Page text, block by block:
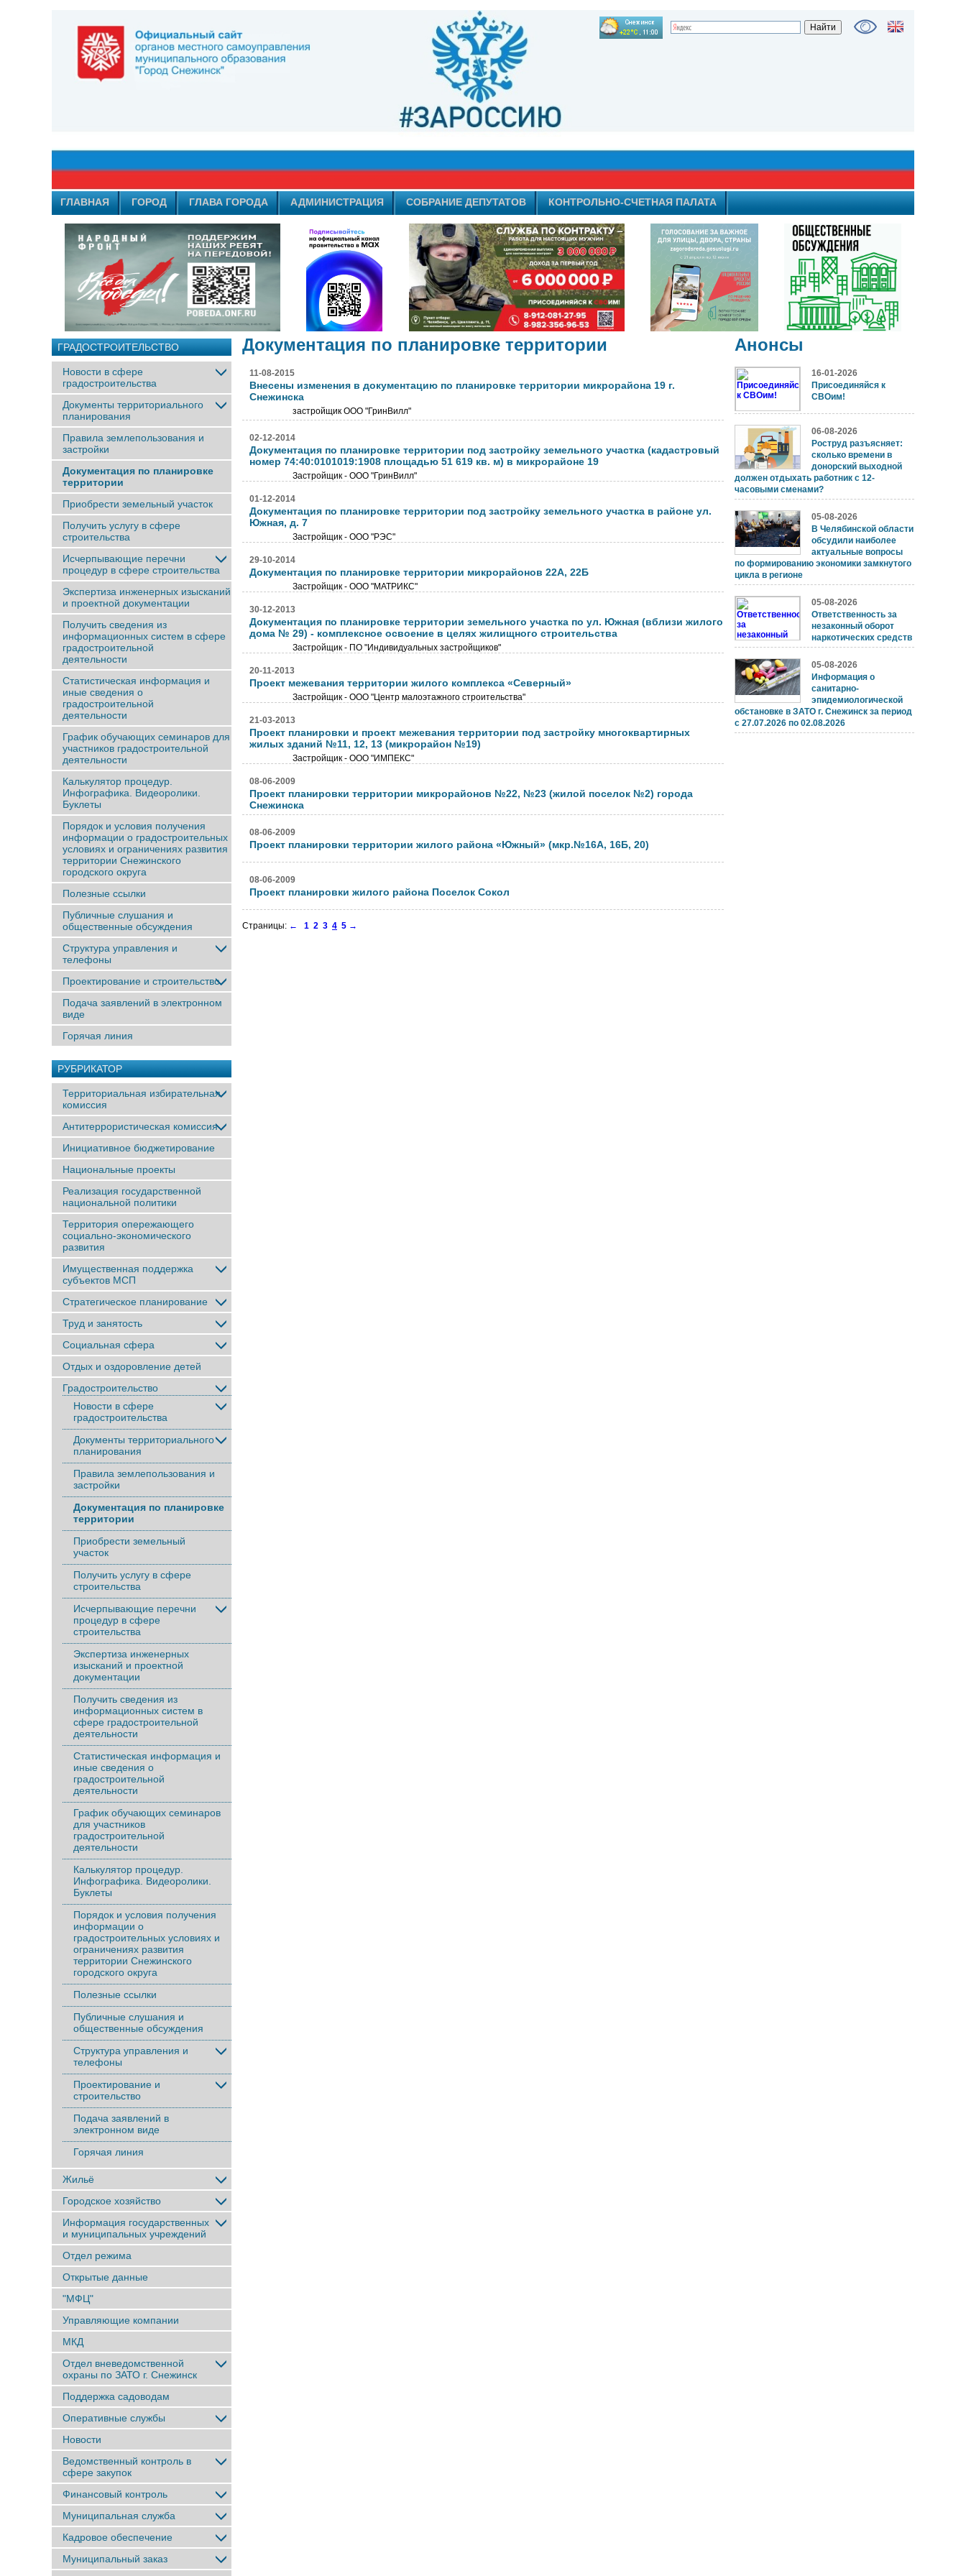
ГЛАВНАЯ ГОРОД ГЛАВА ГОРОДА АДМИНИСТРАЦИЯ СОБРАНИЕ ДЕПУТАТОВ КОНТРОЛЬНО-СЧЕТНАЯ ПАЛАТА
ГРАДОСТРОИТЕЛЬСТВО
Новости в сфере
градостроительства
Документы территориального
планирования
Правила землепользования и
застройки
Документация по планировке
территории
Приобрести земельный участок
Получить услугу в сфере
строительства
Исчерпывающие перечни
процедур в сфере строительства
Экспертиза инженерных изысканий
и проектной документации
Получить сведения из
информационных систем в сфере
градостроительной
деятельности
Статистическая информация и
иные сведения о
градостроительной
деятельности
График обучающих семинаров для
участников градостроительной
деятельности
Калькулятор процедур.
Инфографика. Видеоролики.
Буклеты
Порядок и условия получения
информации о градостроительных
условиях и ограничениях развития
территории Снежинского
городского округа
Полезные ссылки
Публичные слушания и
общественные обсуждения
Структура управления и
телефоны
Проектирование и строительство
Подача заявлений в электронном
виде
Горячая линия
РУБРИКАТОР
Территориальная избирательная
комиссия
Антитеррористическая комиссия
Инициативное бюджетирование
Национальные проекты
Реализация государственной
национальной политики
Территория опережающего
социально-экономического
развития
Имущественная поддержка
субъектов МСП
Стратегическое планирование
Труд и занятость
Социальная сфера
Отдых и оздоровление детей
Градостроительство
Новости в сфере
градостроительства
Документы территориального
планирования
Правила землепользования и
застройки
Документация по планировке
территории
Приобрести земельный
участок
Получить услугу в сфере
строительства
Исчерпывающие перечни
процедур в сфере
строительства
Экспертиза инженерных
изысканий и проектной
документации
Получить сведения из
информационных систем в
сфере градостроительной
деятельности
Статистическая информация и
иные сведения о
градостроительной
деятельности
График обучающих семинаров
для участников
градостроительной
деятельности
Калькулятор процедур.
Инфографика. Видеоролики.
Буклеты
Порядок и условия получения
информации о
градостроительных условиях и
ограничениях развития
территории Снежинского
городского округа
Полезные ссылки
Публичные слушания и
общественные обсуждения
Структура управления и
телефоны
Проектирование и
строительство
Подача заявлений в
электронном виде
Горячая линия
Жильё
Городское хозяйство
Информация государственных
и муниципальных учреждений
Отдел режима
Открытые данные
"МФЦ"
Управляющие компании
МКД
Отдел вневедомственной
охраны по ЗАТО г. Снежинск
Поддержка садоводам
Оперативные службы
Новости
Ведомственный контроль в
сфере закупок
Финансовый контроль
Муниципальная служба
Кадровое обеспечение
Муниципальный заказ
Документация по планировке территории
11-08-2015
Внесены изменения в документацию по планировке территории микрорайона 19 г.
Снежинска
застройщик ООО "ГринВилл"
02-12-2014
Документация по планировке территории под застройку земельного участка (кадастровый
номер 74:40:0101019:1908 площадью 51 619 кв. м) в микрорайоне 19
Застройщик - ООО "ГринВилл"
01-12-2014
Документация по планировке территории под застройку земельного участка в районе ул.
Южная, д. 7
Застройщик - ООО "РЭС"
29-10-2014
Документация по планировке территории микрорайонов 22А, 22Б
Застройщик - ООО "МАТРИКС"
30-12-2013
Документация по планировке территории земельного участка по ул. Южная (вблизи жилого
дома № 29) - комплексное освоение в целях жилищного строительства
Застройщик - ПО "Индивидуальных застройщиков"
20-11-2013
Проект межевания территории жилого комплекса «Северный»
Застройщик - ООО "Центр малоэтажного строительства"
21-03-2013
Проект планировки и проект межевания территории под застройку многоквартирных
жилых зданий №11, 12, 13 (микрорайон №19)
Застройщик - ООО "ИМПЕКС"
08-06-2009
Проект планировки территории микрорайонов №22, №23 (жилой поселок №2) города
Снежинска
08-06-2009
Проект планировки территории жилого района «Южный» (мкр.№16А, 16Б, 20)
08-06-2009
Проект планировки жилого района Поселок Сокол
Страницы: ← 1 2 3 4 5 →
Анонсы
16-01-2026
Присоединяйся к
СВОим!
06-08-2026
Роструд разъясняет:
сколько времени в
донорский выходной
должен отдыхать работник с 12-
часовыми сменами?
05-08-2026
В Челябинской области
обсудили наиболее
актуальные вопросы
по формированию экономики замкнутого
цикла в регионе
05-08-2026
Ответственность за
незаконный оборот
наркотических средств
05-08-2026
Информация о
санитарно-
эпидемиологической
обстановке в ЗАТО г. Снежинск за период
с 27.07.2026 по 02.08.2026